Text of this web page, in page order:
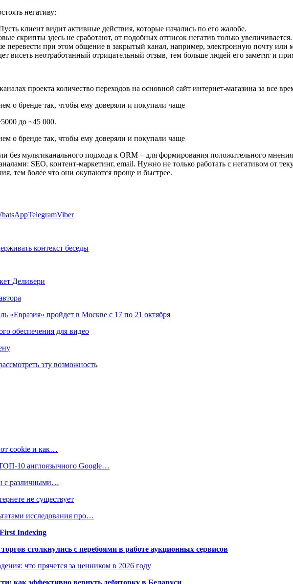
негативу:
клиент видит активные действия, которые начались по его жалобе.
скрипты здесь не сработают, от подобных отписок негатив только увеличивается.
перевести при этом общение в закрытый канал, например, электронную почту или
висеть неотработанный отрицательный отзыв, тем больше людей его заметят и
проекта количество переходов на основной сайт интернет-магазина за все
до ~45 000.
без мультиканального подхода к ORM – для формирования положительного
SEO, контент-маркетинг, email. Нужно не только работать с негативом от
тем более что они окупаются проще и быстрее.
TelegramViber
контекст беседы
Деливери
«Евразия» пройдет в Москве с 17 по 21 октября
обеспечения для видео
эту возможность
от cookie и как…
10 англоязычного Google…
с различными…
не существует
исследования про…
Indexing
столкнулись с перебоями в работе аукционных сервисов
что прячется за ценником в 2026 году
как эффективно вернуть дебиторку в Беларуси